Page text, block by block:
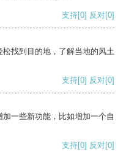
支持[0] 反对[0]
找到目的地，了解当地的风土
支持[0] 反对[0]
一些新功能，比如增加一个自
支持[0] 反对[0]